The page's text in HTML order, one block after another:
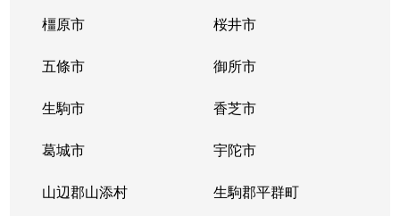
橿原市 桜井市
五條市 御所市
生駒市 香芝市
葛城市 宇陀市
山辺郡山添村 生駒郡平群町